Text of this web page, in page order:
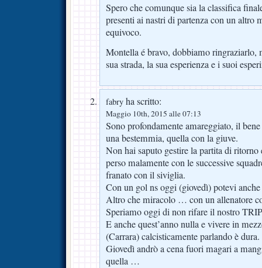
Spero che comunque sia la classifica
presenti ai nastri di partenza con un altro
equivoco.
Montella é bravo, dobbiamo ringraziarlo,
sua strada, la sua esperienza e i suoi
fabry ha scritto:
Maggio 10th, 2015 alle 07:13
Sono profondamente amareggiato, il
una bestemmia, quella con la giuve.
Non hai saputo gestire la partita di
perso malamente con le successive
franato con il siviglia.
Con un gol ns oggi (giovedì) potevi anche
Altro che miracolo … con un allenatore
Speriamo oggi di non rifare il nostro
E anche quest’anno nulla e vivere in
(Carrara) calcisticamente parlando è dura.
Giovedì andrò a cena fuori magari a
quella …